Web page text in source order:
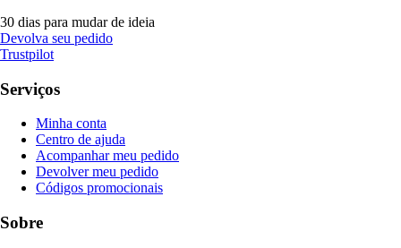
30 dias para mudar de ideia
Devolva seu pedido
Trustpilot
Serviços
Minha conta
Centro de ajuda
Acompanhar meu pedido
Devolver meu pedido
Códigos promocionais
Sobre